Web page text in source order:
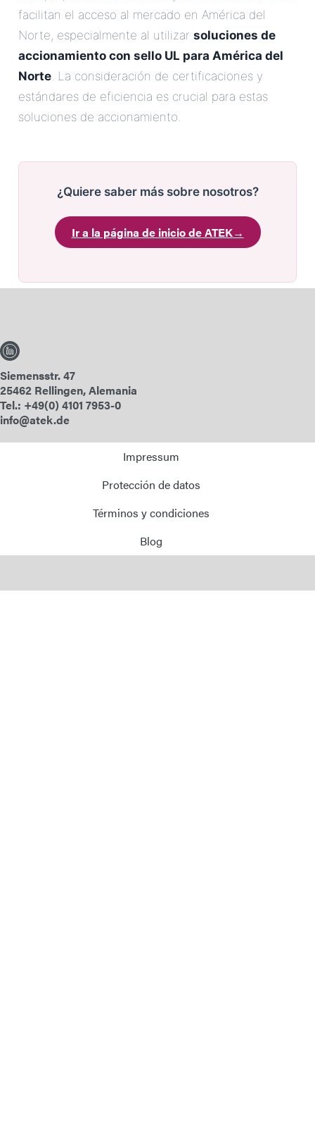
facilitan el acceso al mercado en América del
Norte, especialmente al utilizar soluciones de
accionamiento con sello UL para América del
Norte. La consideración de certificaciones y
estándares de eficiencia es crucial para estas
soluciones de accionamiento.
¿Quiere saber más sobre nosotros?
Ir a la página de inicio de ATEK→
Siemensstr. 47
25462 Rellingen, Alemania
Tel.: +49(0) 4101 7953-0
info@atek.de
Impressum
Protección de datos
Términos y condiciones
Blog